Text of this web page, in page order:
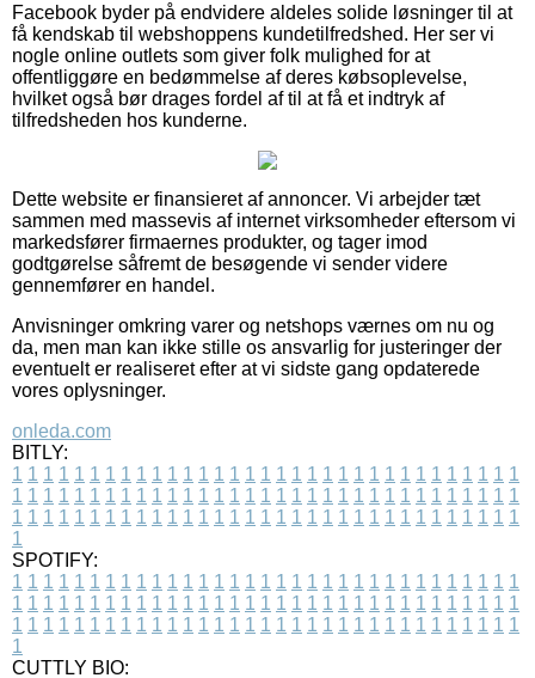
Facebook byder på endvidere aldeles solide løsninger til at
få kendskab til webshoppens kundetilfredshed. Her ser vi
nogle online outlets som giver folk mulighed for at
offentliggøre en bedømmelse af deres købsoplevelse,
hvilket også bør drages fordel af til at få et indtryk af
tilfredsheden hos kunderne.
Dette website er finansieret af annoncer. Vi arbejder tæt
sammen med massevis af internet virksomheder eftersom vi
markedsfører firmaernes produkter, og tager imod
godtgørelse såfremt de besøgende vi sender videre
gennemfører en handel.
Anvisninger omkring varer og netshops værnes om nu og
da, men man kan ikke stille os ansvarlig for justeringer der
eventuelt er realiseret efter at vi sidste gang opdaterede
vores oplysninger.
onleda.com
BITLY:
1 1 1 1 1 1 1 1 1 1 1 1 1 1 1 1 1 1 1 1 1 1 1 1 1 1 1 1 1 1 1 1 1
1 1 1 1 1 1 1 1 1 1 1 1 1 1 1 1 1 1 1 1 1 1 1 1 1 1 1 1 1 1 1 1 1
1 1 1 1 1 1 1 1 1 1 1 1 1 1 1 1 1 1 1 1 1 1 1 1 1 1 1 1 1 1 1 1 1
1
SPOTIFY:
1 1 1 1 1 1 1 1 1 1 1 1 1 1 1 1 1 1 1 1 1 1 1 1 1 1 1 1 1 1 1 1 1
1 1 1 1 1 1 1 1 1 1 1 1 1 1 1 1 1 1 1 1 1 1 1 1 1 1 1 1 1 1 1 1 1
1 1 1 1 1 1 1 1 1 1 1 1 1 1 1 1 1 1 1 1 1 1 1 1 1 1 1 1 1 1 1 1 1
1
CUTTLY BIO: